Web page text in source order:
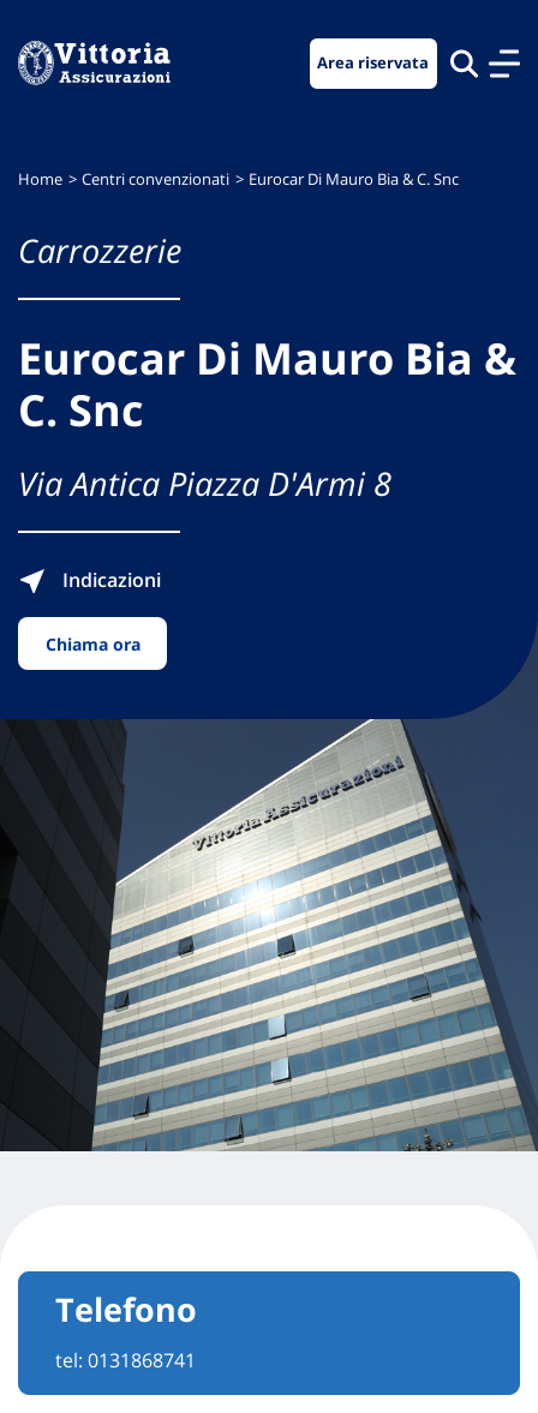
menu
contenuto
footer
Area riservata
Home Centri convenzionati Eurocar Di Mauro Bia & C. Snc
Carrozzerie
Eurocar Di Mauro Bia &
C. Snc
Via Antica Piazza D'Armi 8
Indicazioni
Chiama ora
Telefono
tel: 0131868741